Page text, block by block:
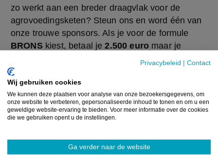
Privacybeleid | Contact
Wij gebruiken cookies
We kunnen deze plaatsen voor analyse van onze bezoekersgegevens, om
onze website te verbeteren, gepersonaliseerde inhoud te tonen en om u een
geweldige website-ervaring te bieden. Voor meer informatie over de cookies
die we gebruiken opent u de instellingen.
Ga verder naar de website
zo werkt aan een breder draagvlak voor de
agrovoedingsketen? Steun ons en word één van
BRONS kiest, betaal je 2.500 euro maar je
ontvangt commerciële voordelen voor in totaal
2.200 euro:
1 maand banner homepage
2 weken banner nieuwsbrief
vermelding als sponsor